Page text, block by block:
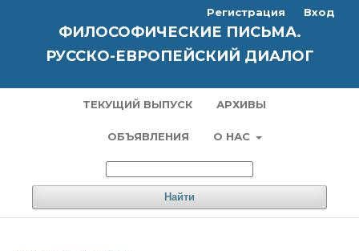
ФИЛОСОФИЧЕСКИЕ ПИСЬМА.
РУССКО-ЕВРОПЕЙСКИЙ ДИАЛОГ
ТЕКУЩИЙ ВЫПУСК АРХИВЫ
ОБЪЯВЛЕНИЯ О НАС
Найти
Регистрация Вход